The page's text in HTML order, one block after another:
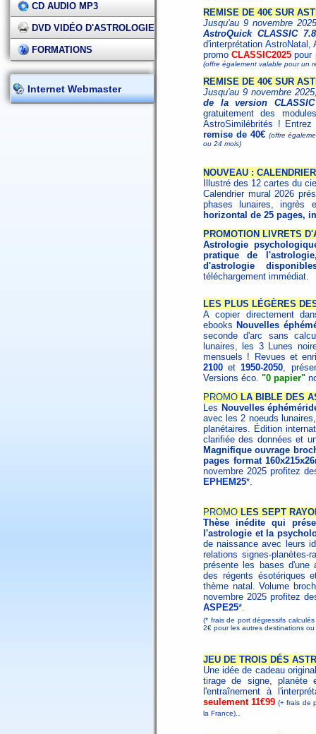
CD AUDIO MP3
DVD VIDÉO D'ASTROLOGIE
FORMATIONS
Internet Webmaster
REMISE DE 40€ SUR
Jusqu'au 9 novembre
AstroQuick CLASSIC 7.8
d'interprétation AstroNatal ,
promoCLASSIC2025 pour
(offre également valable pour un
REMISE DE 40€ SUR
Jusqu'au 9 novembre
de la version CLASSIC
gratuitement des
AstroSimilébrités !
remise de 40€ (offre
ou 24 mois)
NOUVEAU :
Illustré des 12 cartes du
Calendrier mural 2026
phases lunaires, ingrès
horizontal de 25 pages,
PROMOTION LIVRETS
Astrologie
pratique de
d'astrologie
téléchargement immédiat.
LES PLUS LÉGÈRES
A copier directement
ebooks Nouvelles
seconde d'arc sans
lunaires, les 3 Lunes
mensuels ! Revues et
2100 et1950-2050,
Versions éco. "0 papier"
PROMO LA BIBLE DES
Les Nouvelles
avec les 2 noeuds
planétaires. Édition
clarifiée des données et
Magnifique ouvrage
pages format
novembre 2025 profitez
EPHEM25*.
PROMO LES SEPT
Thèse inédite qui
l'astrologie et la
de naissance avec leurs
relations signes-planètes-
présente les bases d'une
des régents ésotériques
thème natal. Volume
novembre 2025 profitez
ASPE25*.
(* frais de port dégressifs
2€ pour les autres destinations
JEU DE TROIS DÉS
Une idée de cadeau
tirage de signe, planète
l'entraînement à
seulement 11€99 (+ frais de
la France). .